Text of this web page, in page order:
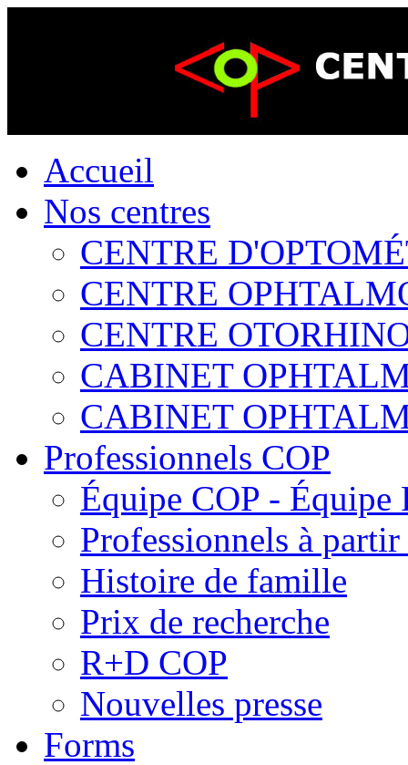
Accueil
Nos centres
CENTRE
CENTRE
CENTRE
CABINET
CABINET
Professionnels COP
Équipe COP - Équipe
Professionnels à
Histoire de famille
Prix de recherche
R+D COP
Nouvelles presse
Forms